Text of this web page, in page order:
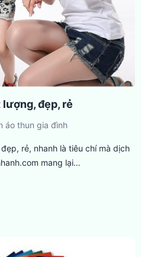
đẹp, rẻ
áo thun gia đình
rẻ, nhanh là tiêu chí mà dịch
mang lại…